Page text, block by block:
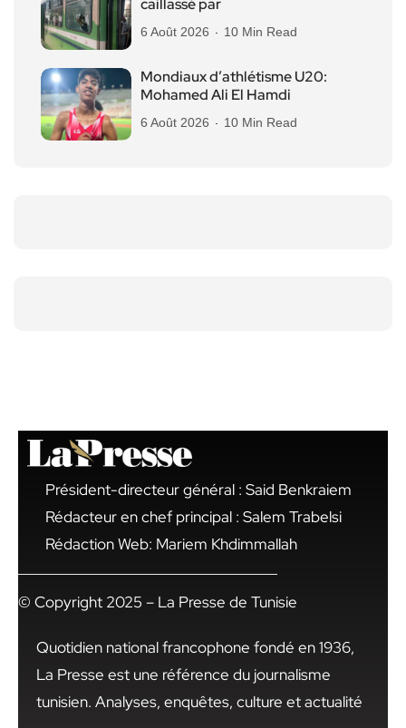
6 Août 2026 10 Min Read
Mondiaux d’athlétisme U20:
Mohamed Ali El Hamdi
6 Août 2026 10 Min Read
Président-directeur général : Said Benkraiem
Rédacteur en chef principal : Salem Trabelsi
Rédaction Web: Mariem Khdimmallah
© Copyright 2025 – La Presse de Tunisie
Quotidien national francophone fondé en 1936,
La Presse est une référence du journalisme
tunisien. Analyses, enquêtes, culture et actualité